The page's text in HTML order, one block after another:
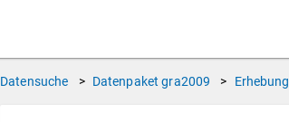
Datensuche > Datenpaket gra2009 > Erhebung